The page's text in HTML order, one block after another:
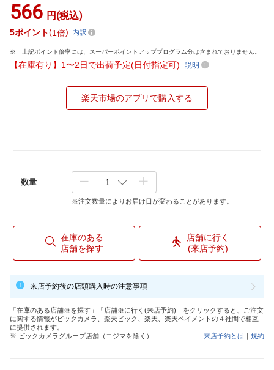
566 円(税込)
5ポイント 1倍 内訳
上記ポイント倍率には、スーパーポイントアッププログラム分は含まれておりません。
【在庫有り】1〜2日で出荷予定(日付指定可) 説明
楽天市場のアプリで購入する
数量
※注文数量によりお届け日が変わることがあります。
在庫のある
店舗を探す
店舗に行く
(来店予約)
来店予約後の店頭購入時の注意事項
「在庫のある店舗※を探す」「店舗※に行く(来店予約)」をクリックすると、ご注文
に関する情報がビックカメラ、楽天ビック、楽天、楽天ペイメントの４社間で相互
に提供されます。
※ ビックカメラグループ店舗（コジマを除く）
来店予約とは ｜ 規約